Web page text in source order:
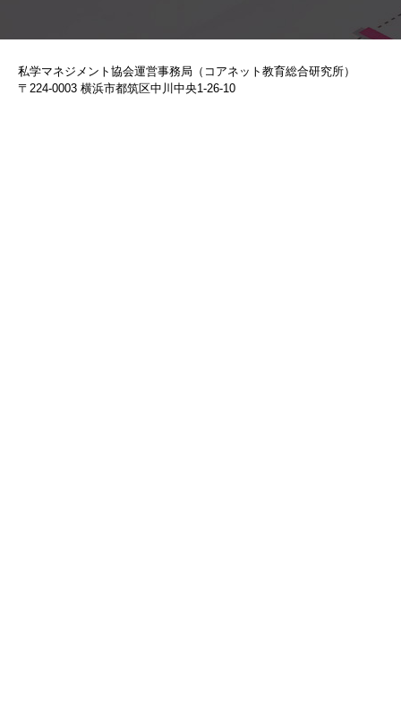
私学マネジメント協会運営事務局（コアネット教育総合研究所）
〒224-0003 横浜市都筑区中川中央1-26-10